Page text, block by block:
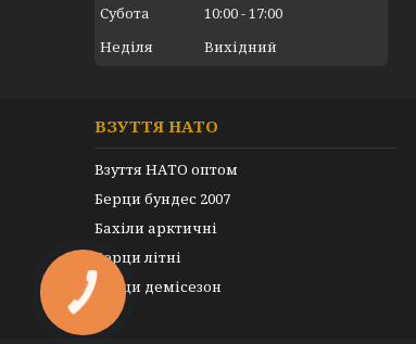
Субота
10:00 17:00
Неділя
Вихідний
ВЗУТТЯ НАТО
Взуття НАТО оптом
Берци бундес 2007
Бахіли арктичні
Берци літні
Берци демісезон
КНОПКА
ЗВ'ЯЗКУ